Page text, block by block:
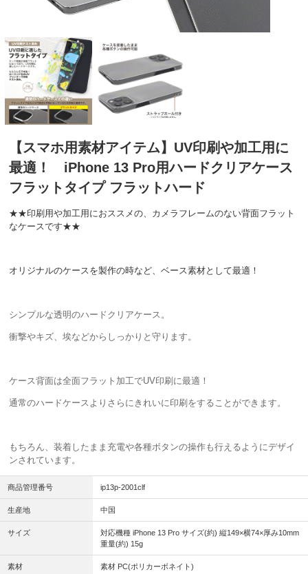
【スマホ用素材アイテム】UV印刷や加工用に
最適！ iPhone 13 Pro用ハードクリアケース
フラットタイプ フラットハード
★★印刷用や加工用におススメの、カメラフレームのない背面フラット
なケースです★★
オリジナルのケースを製作の時など、ベース素材として最適！
シンプルな透明のハードクリアケース。
衝撃やキズ、埃などからしっかりと守ります。
ケース背面は全面フラット加工でUV印刷に最適！
通常のハードケースよりさらにきれいに印刷をすることができます。
もちろん、装着したまま充電や各種ボタンの操作も行えるようにデザイ
ンされています。
商品管理番号 ip13p-2001clf
生産地 中国
サイズ
対応機種 iPhone 13 Pro サイズ(約) 縦149×横74×厚み10mm
重量(約) 15g
素材 素材 PC(ポリカーボネイト)